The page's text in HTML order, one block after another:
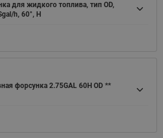
для жидкого топлива, тип OD,
h, 60°, H
форсунка 2.75GAL 60H OD **